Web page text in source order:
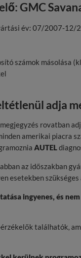
GMC
év: 07/2007-12/
számok másolása
adja
rovatban
amerikai piacra
AUTEL
az időszakban
esetekben szükséges
ingyenes, és
találhatók,